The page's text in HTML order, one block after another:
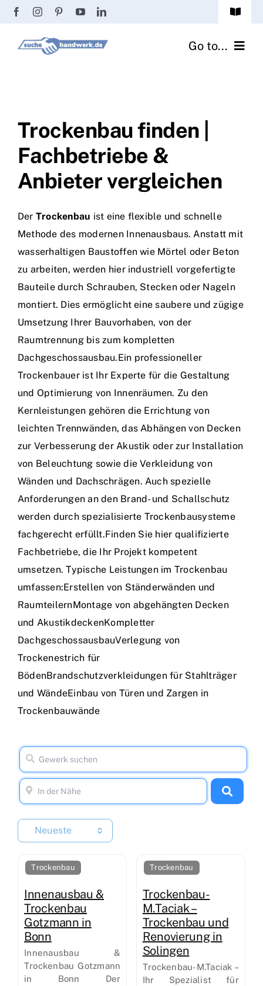
Zum
springen
Toggle
Passwort vergessen? Go to...
Handwerker Ratgeber
Wir über uns
Trockenbau finden |
Fachbetriebe &
Anbieter vergleichen
Der Trockenbau ist eine flexible und schnelle
Methode des modernen Innenausbaus. Anstatt mit
wasserhaltigen Baustoffen wie Mörtel oder Beton
zu arbeiten, werden hier industriell vorgefertigte
Bauteile durch Schrauben, Stecken oder Nageln
montiert. Dies ermöglicht eine saubere und zügige
Umsetzung Ihrer Bauvorhaben, von der
Raumtrennung bis zum kompletten
Dachgeschossausbau.Ein professioneller
Trockenbauer ist Ihr Experte für die Gestaltung
und Optimierung von Innenräumen. Zu den
Kernleistungen gehören die Errichtung von
leichten Trennwänden, das Abhängen von Decken
zur Verbesserung der Akustik oder zur Installation
von Beleuchtung sowie die Verkleidung von
Wänden und Dachschrägen. Auch spezielle
Anforderungen an den Brand- und Schallschutz
werden durch spezialisierte Trockenbausysteme
fachgerecht erfüllt.Finden Sie hier qualifizierte
Fachbetriebe, die Ihr Projekt kompetent
umsetzen. Typische Leistungen im Trockenbau
umfassen:Erstellen von Ständerwänden und
RaumteilernMontage von abgehängten Decken
und AkustikdeckenKompletter
DachgeschossausbauVerlegung von
Trockenestrich für
BödenBrandschutzverkleidungen für Stahlträger
und WändeEinbau von Türen und Zargen in
Trockenbauwände
Neueste
Trockenbau
Innenausbau &
Trockenbau
Gotzmann in
Bonn
Innenausbau &
Trockenbau Gotzmann
in Bonn Der
Trockenbau
Trockenbau-
M.Taciak –
Trockenbau und
Renovierung in
Solingen
Trockenbau-M.Taciak –
Ihr Spezialist für